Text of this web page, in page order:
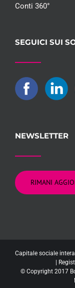
Conti 360°
SEGUICI SUI
NEWSLETTER
RIMANI
Capitale sociale
|
© Copyright 2017